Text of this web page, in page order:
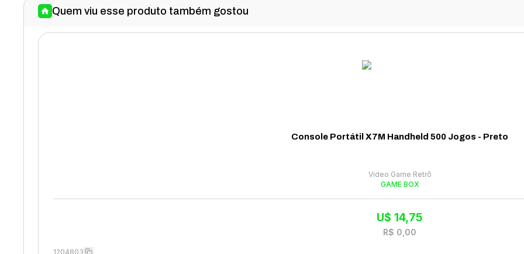
Quem viu esse produto também gostou
Console Portátil X7M Handheld 500 Jogos - Preto
Video Game Retrô
GAME BOX
U$14,75
R$ 0,00
1204803